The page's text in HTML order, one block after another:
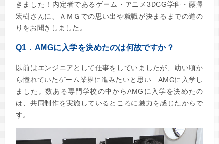
きました！内定者であるゲーム・アニメ3DCG学科・藤澤
宏樹さんに、ＡＭＧでの思い出や就職が決まるまでの道の
りをお聞きしました。
Q1．AMGに入学を決めたのは何故ですか？
以前はエンジニアとして仕事をしていましたが、幼い頃か
ら憧れていたゲーム業界に進みたいと思い、AMGに入学し
ました。数ある専門学校の中からAMGに入学を決めたの
は、共同制作を実施しているところに魅力を感じたからで
す。